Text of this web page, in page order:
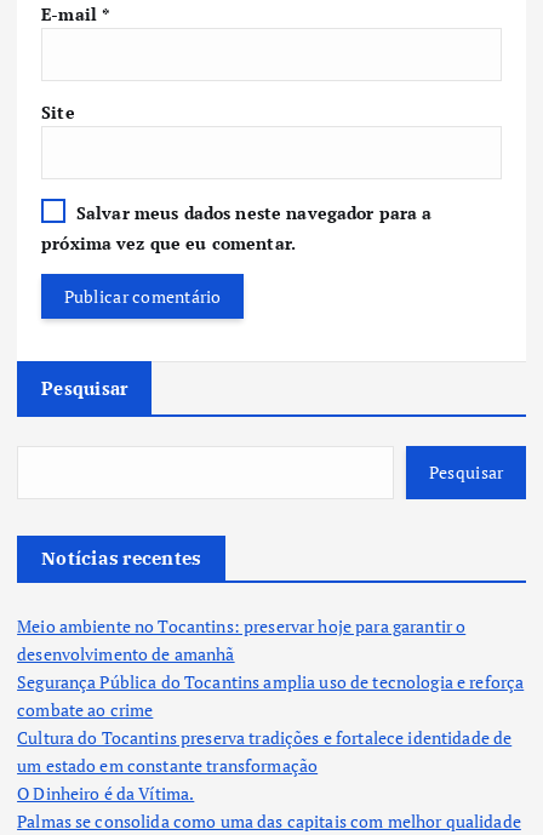
E-mail*
Site
Salvar meus dados neste navegador para a
próxima vez que eu comentar.
Pesquisar
Pesquisar
Notícias recentes
Meio ambiente no Tocantins: preservar hoje para garantir o
desenvolvimento de amanhã
Segurança Pública do Tocantins amplia uso de tecnologia e reforça
combate ao crime
Cultura do Tocantins preserva tradições e fortalece identidade de
um estado em constante transformação
O Dinheiro é da Vítima.
Palmas se consolida como uma das capitais com melhor qualidade